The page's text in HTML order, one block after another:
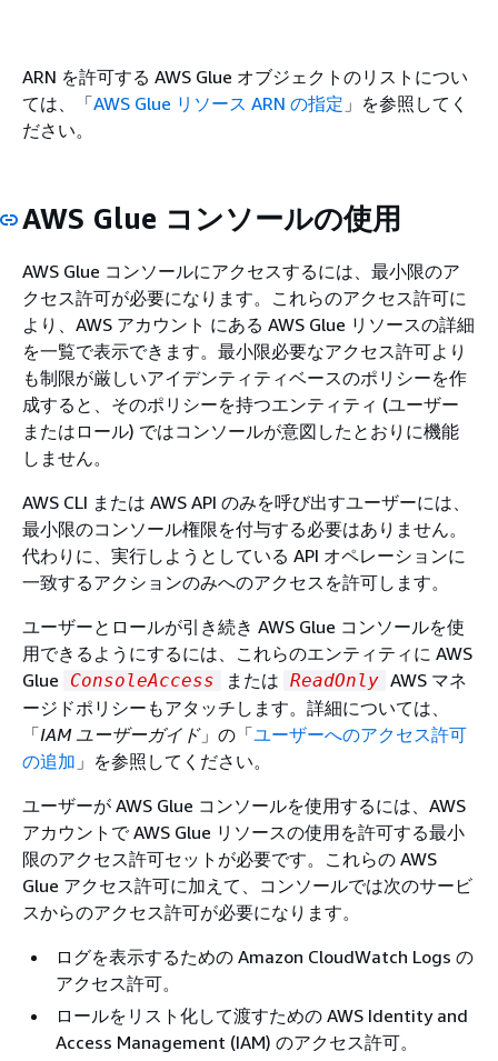
ARN を許可する AWS Glue オブジェクトのリストについ
ては、「AWS Glue リソース ARN の指定 」を参照してく
ださい。
AWS Glue コンソールの使用
AWS Glue コンソールにアクセスするには、最小限のア
クセス許可が必要になります。これらのアクセス許可に
より、AWS アカウント にある AWS Glue リソースの詳細
を一覧で表示できます。最小限必要なアクセス許可より
も制限が厳しいアイデンティティベースのポリシーを作
成すると、そのポリシーを持つエンティティ (ユーザー
またはロール) ではコンソールが意図したとおりに機能
しません。
AWS CLI または AWS API のみを呼び出すユーザーには、
最小限のコンソール権限を付与する必要はありません。
代わりに、実行しようとしている API オペレーションに
一致するアクションのみへのアクセスを許可します。
ユーザーとロールが引き続き AWS Glue コンソールを使
用できるようにするには、これらのエンティティに AWS
Glue
ConsoleAccess または ReadOnly AWS マネ
ージドポリシーもアタッチします。詳細については、
「IAM ユーザーガイド」の「ユーザーへのアクセス許可
の追加 」を参照してください。
ユーザーが AWS Glue コンソールを使用するには、AWS
アカウントで AWS Glue リソースの使用を許可する最小
限のアクセス許可セットが必要です。これらの AWS
Glue アクセス許可に加えて、コンソールでは次のサービ
スからのアクセス許可が必要になります。
ログを表示するための Amazon CloudWatch Logs の
アクセス許可。
ロールをリスト化して渡すための AWS Identity and
Access Management (IAM) のアクセス許可。